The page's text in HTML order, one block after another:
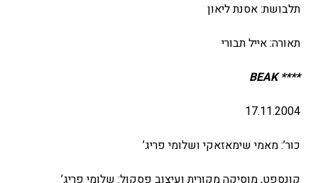
תלבושת: אסנת ליאון
תאורה: אייל תבורי
****
BEAK
17.11.2004
כור’: מאמי שימאזאקי ושלומי פריג’